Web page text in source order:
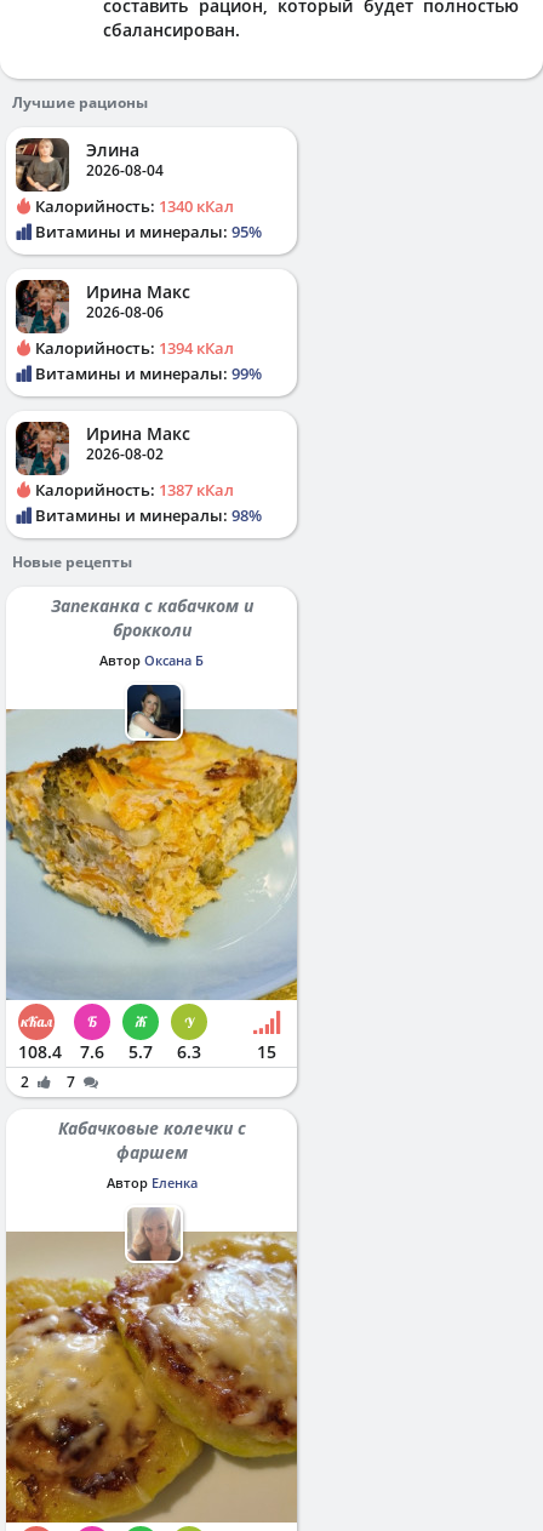
составить рацион, который будет полностью
сбалансирован.
Лучшие рационы
Элина
2026-08-04
Калорийность: 1340 кКал
Витамины и минералы: 95%
Ирина Макс
2026-08-06
Калорийность: 1394 кКал
Витамины и минералы: 99%
Ирина Макс
2026-08-02
Калорийность: 1387 кКал
Витамины и минералы: 98%
Новые рецепты
Запеканка с кабачком и
брокколи
Автор Оксана Б
108.4 7.6 5.7 6.3 15
2 7
Кабачковые колечки с
фаршем
Автор Еленка